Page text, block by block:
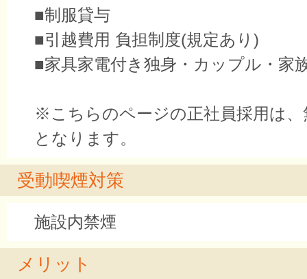
■制服貸与
■引越費用 負担制度(規定あり)
■家具家電付き独身・カップル・家
※こちらのページの正社員採用は、
となります。
受動喫煙対策
施設内禁煙
メリット